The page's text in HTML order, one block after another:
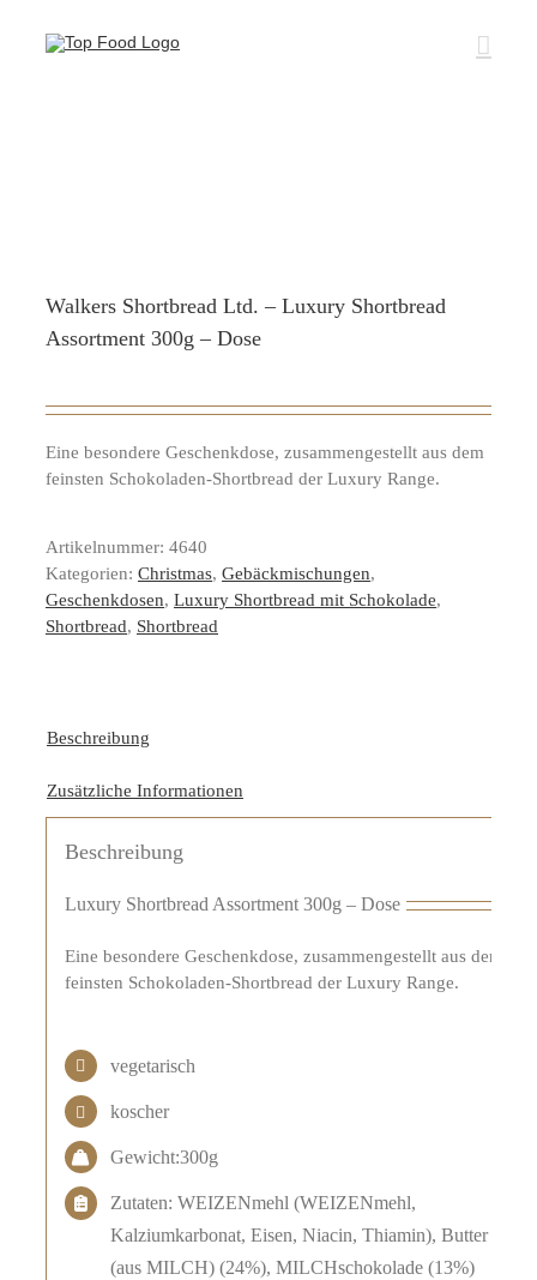
Inhalt
Walkers Shortbread Ltd. – Luxury Shortbread
Assortment 300g – Dose
Eine besondere Geschenkdose, zusammengestellt aus dem
feinsten Schokoladen-Shortbread der Luxury Range.
Artikelnummer: 4640
Kategorien: Christmas, Gebäckmischungen,
Geschenkdosen, Luxury Shortbread mit Schokolade,
Shortbread, Shortbread
Beschreibung
Zusätzliche Informationen
Beschreibung
Luxury Shortbread Assortment 300g – Dose
Eine besondere Geschenkdose, zusammengestellt aus dem
feinsten Schokoladen-Shortbread der Luxury Range.
vegetarisch
koscher
Gewicht:300g
Zutaten: WEIZENmehl (WEIZENmehl,
Kalziumkarbonat, Eisen, Niacin, Thiamin), Butter
(aus MILCH) (24%), MILCHschokolade (13%)